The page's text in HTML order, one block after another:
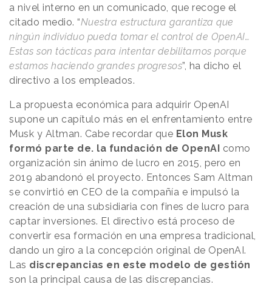
a nivel interno en un comunicado, que recoge el
citado medio. “Nuestra estructura garantiza que
ningún individuo pueda tomar el control de OpenAI…
Estas son tácticas para intentar debilitarnos porque
estamos haciendo grandes progresos”, ha dicho el
directivo a los empleados.
La propuesta económica para adquirir OpenAI
supone un capítulo más en el enfrentamiento entre
Musk y Altman. Cabe recordar que Elon Musk
formó parte de. la fundación de OpenAI como
organización sin ánimo de lucro en 2015, pero en
2019 abandonó el proyecto. Entonces Sam Altman
se convirtió en CEO de la compañía e impulsó la
creación de una subsidiaria con fines de lucro para
captar inversiones. El directivo está proceso de
convertir esa formación en una empresa tradicional,
dando un giro a la concepción original de OpenAI.
Las discrepancias en este modelo de gestión
son la principal causa de las discrepancias.